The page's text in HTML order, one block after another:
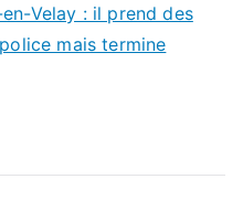
Velay : il prend des
mais termine